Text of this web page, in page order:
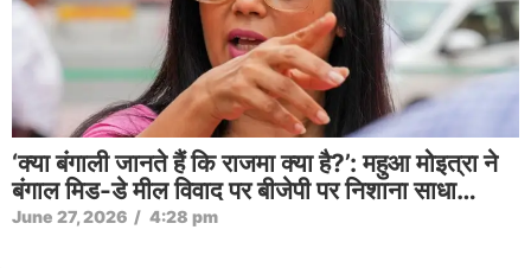
‘क्या बंगाली जानते हैं कि राजमा क्या है?’: महुआ मोइत्रा ने
बंगाल मिड-डे मील विवाद पर बीजेपी पर निशाना साधा…
June 27, 2026 / 4:28 pm